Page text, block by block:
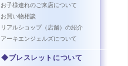
お子様連れのご来店について
お買い物相談
リアルショップ（店舗）の紹介
アーキエンジェルズについて
◆ブレスレットについて